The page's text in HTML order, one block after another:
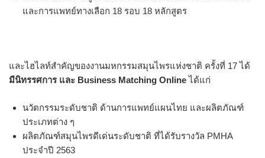
และการแพทย์ทางเลือก 18 รอบ 18 หลักสูตร
และไฮไลท์สำคัญของงานมหกรรมสมุนไพรแห่งชาติ ครั้งที่ 17 ได้
มีนิทรรศการ และ Business Matching Onlineได้แก่
นวัตกรรมระดับชาติ ด้านการแพทย์แผนไทย และผลิตภัณฑ์
ประเภทต่าง ๆ
ผลิตภัณฑ์สมุนไพรดีเด่นระดับชาติ ที่ได้รับรางวัล PMHA
ประจำปี 2563